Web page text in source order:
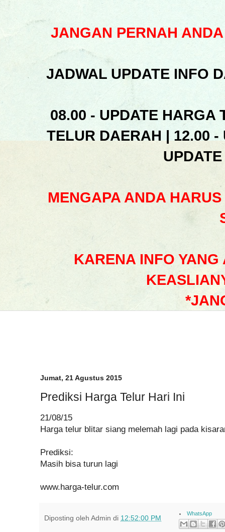
JANGAN PERNAH
JADWAL UPDATE INFO
08.00 - UPDATE HARGA
TELUR DAERAH | 12.00
MENGAPA ANDA
KARENA INFO
Jumat, 21 Agustus 2015
Prediksi Harga Telur Hari Ini
21/08/15
Harga telur blitar siang melemah lagi pada
Prediksi:
Masih bisa turun lagi
www.harga-telur.com
Diposting oleh Admin di 12:52:00 PM
WhatsApp